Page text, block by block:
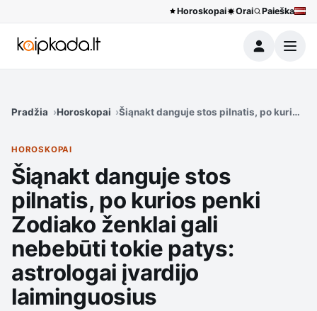
Horoskopai Orai Paieška
Meniu
Pradžia Horoskopai Šiąnakt danguje stos pilnatis, po kurios
HOROSKOPAI
Šiąnakt danguje stos
pilnatis, po kurios penki
Zodiako ženklai gali
nebebūti tokie patys:
astrologai įvardijo
laiminguosius